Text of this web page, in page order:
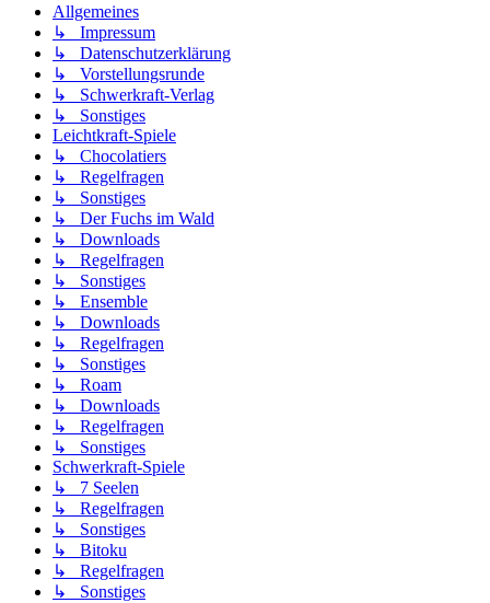
Allgemeines
↳ Impressum
↳ Datenschutzerklärung
↳ Vorstellungsrunde
↳ Schwerkraft-Verlag
↳ Sonstiges
Leichtkraft-Spiele
↳ Chocolatiers
↳ Regelfragen
↳ Sonstiges
↳ Der Fuchs im Wald
↳ Downloads
↳ Regelfragen
↳ Sonstiges
↳ Ensemble
↳ Downloads
↳ Regelfragen
↳ Sonstiges
↳ Roam
↳ Downloads
↳ Regelfragen
↳ Sonstiges
Schwerkraft-Spiele
↳ 7 Seelen
↳ Regelfragen
↳ Sonstiges
↳ Bitoku
↳ Regelfragen
↳ Sonstiges